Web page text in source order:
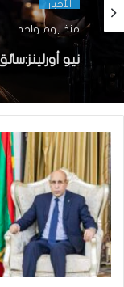
منذ يوم واحد
نيو
اختطاف